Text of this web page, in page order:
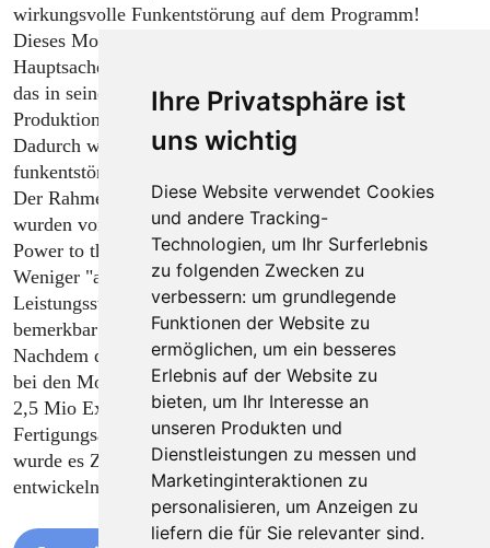
Ihre Privatsphäre ist
uns wichtig
Diese Website verwendet Cookies
und andere Tracking-
Technologien, um Ihr Surferlebnis
zu folgenden Zwecken zu
verbessern: um grundlegende
Funktionen der Website zu
ermöglichen, um ein besseres
Erlebnis auf der Website zu
bieten, um Ihr Interesse an
unseren Produkten und
Dienstleistungen zu messen und
Marketinginteraktionen zu
personalisieren, um Anzeigen zu
liefern die für Sie relevanter sind.
wirkungsvolle Funkentstörung auf dem Programm!
Dieses Modell unterschied sich vom Vorgänger in der
Hauptsache nur durch das geänderte Luftfiltergehäuse,
das in seiner jetzigen Ausführung bis zum
Produktionsende 1988 beibehalten werden sollte!
Dadurch war die Kerze gekapselt und der Motor nun
funkentstört.
Der Rahmen und die Gasbetätigung ohne Drehgriff
wurden vom "1700" unverändert übernommen.
Power to the Reibroll'!
Weniger "augenscheinlich" war jedoch eine 40%ige
Leistungssteigerung, was sich vor allem am Berg positiv
bemerkbar machte.
Nachdem der "Col de Cygne", der Schwanenhalsrahmen,
bei den Modellen 660 bis 2200 identisch, nunmehr in gut
2,5 Mio Exemplaren gebaut worden war, die
Fertigungsanlagen also auch "abgeschrieben" waren,
wurde es Zeit, einen neuen, "zeitgemäßeren" Rahmen zu
entwickeln.